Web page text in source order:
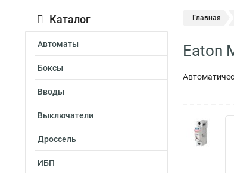
Каталог
Автоматы
Боксы
Вводы
Выключатели
Дроссель
ИБП
Главная
Eaton